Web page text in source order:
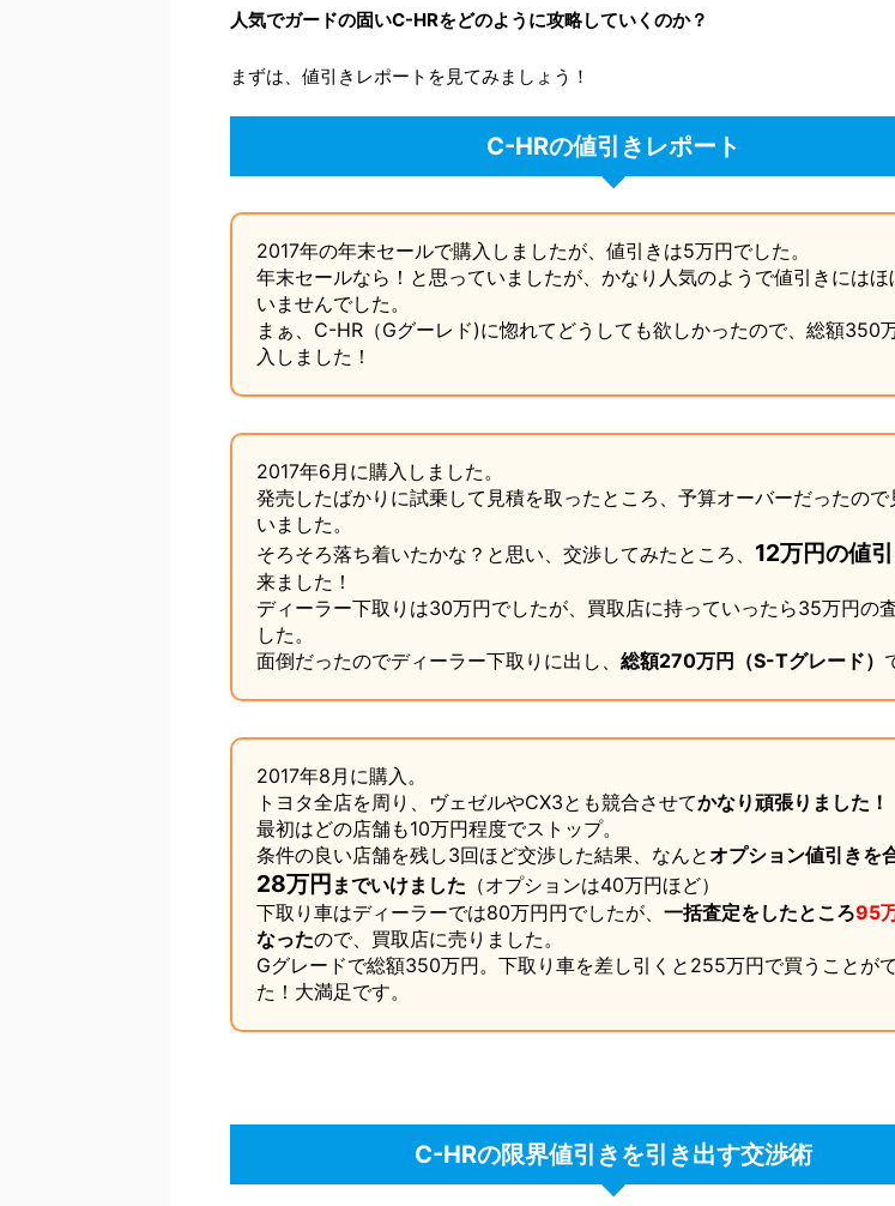
人気でガードの固いC-HRをどのように攻略していくのか？
まずは、値引きレポートを見てみましょう！
C-HRの値引きレポート
2017年の年末セールで購入しましたが、値引きは5万円でした。
年末セールなら！と思っていましたが、かなり人気のようで値引きにはほ
いませんでした。
まぁ、C-HR（Gグーレド)に惚れてどうしても欲しかったので、総額350
入しました！
2017年6月に購入しました。
発売したばかりに試乗して見積を取ったところ、予算オーバーだったので
いました。
そろそろ落ち着いたかな？と思い、交渉してみたところ、 12万円の値
来ました！
ディーラー下取りは30万円でしたが、買取店に持っていったら35万円の
した。
面倒だったのでディーラー下取りに出し、 総額270万円（S-Tグレード）
2017年8月に購入。
トヨタ全店を周り、ヴェゼルやCX3とも競合させてかなり頑張りました！
最初はどの店舗も10万円程度でストップ。
条件の良い店舗を残し3回ほど交渉した結果、なんとオプション値引きを
28万円 までいけました （オプションは40万円ほど）
下取り車はディーラーでは80万円円でしたが、 一括査定をしたところ95
なったので、買取店に売りました。
Gグレードで総額350万円。下取り車を差し引くと255万円で買うことが
た！大満足です。
C-HRの限界値引きを引き出す交渉術